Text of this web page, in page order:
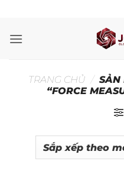
nội
TRANG CHỦ / SẢN
“FORCE